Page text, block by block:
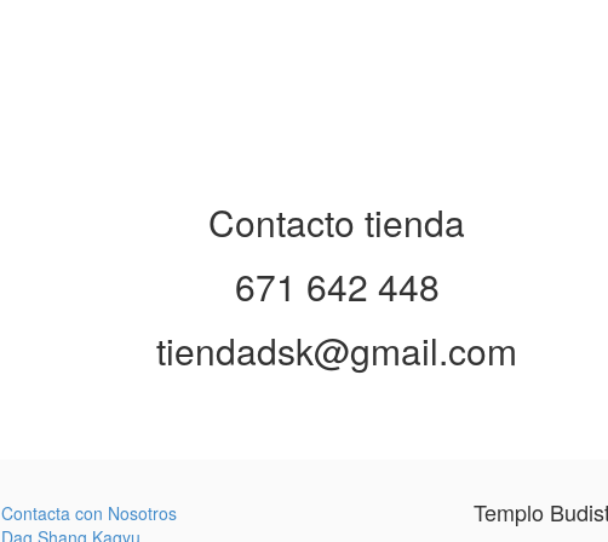
Contacto tienda
671 642 448
tiendadsk@gmail.com
Contacta con Nosotros
Dag Shang Kagyu
Templo